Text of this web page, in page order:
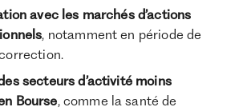
avec les marchés d’actions
, notamment en période de
secteurs d’activité moins
Bourse, comme la santé de